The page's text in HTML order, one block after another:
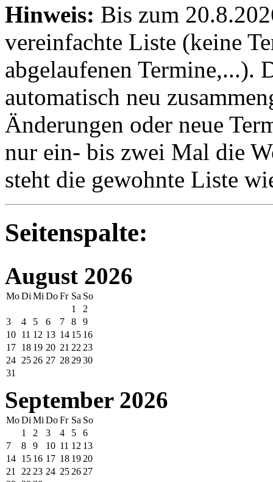
Hinweis: Bis zum
vereinfachte Liste (keine
abgelaufenen
automatisch neu
Änderungen oder neue
nur ein- bis zwei Mal die
steht die gewohnte Liste
Seitenspalte:
August 2026
MoDi Mi DoFr Sa So
1
2
3
4 5 6 7 8
9
10 11 12 13 14 15 16
17 18 19 20 21 22 23
24 25 26 27 28 2930
31
September 2026
MoDi Mi DoFr Sa So
1
2 3 4 5
6
7
8 9 10 11 12 13
14 15 16 17 18 19 20
21
22 23 24 25 26 27